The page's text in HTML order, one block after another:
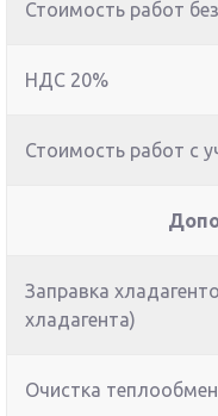
Стоимость работ
НДС 20%
Стоимость работ с
Заправка
хладагента)
Очистка